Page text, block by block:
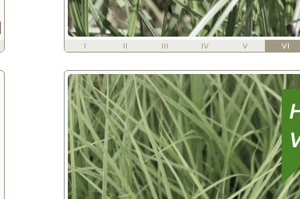
I II III IV V VI